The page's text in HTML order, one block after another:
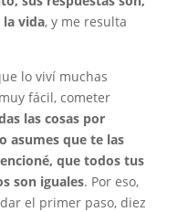
la vida, y me resulta
lo viví muchas
fácil, cometer
las cosas por
asumes que te las
que todos tus
son iguales. Por eso,
el primer paso, diez